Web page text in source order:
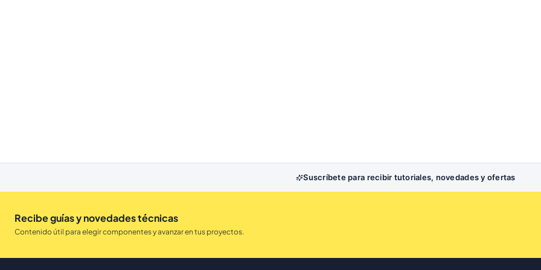
Suscríbete para recibir tutoriales, novedades y ofertas
Recibe guías y novedades técnicas
Contenido útil para elegir componentes y avanzar en tus proyectos.